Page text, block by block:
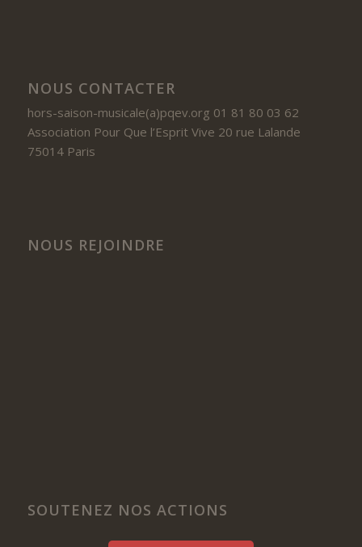
NOUS CONTACTER
hors-saison-musicale(a)pqev.org 01 81 80 03 62
Association Pour Que l’Esprit Vive 20 rue Lalande
75014 Paris
NOUS REJOINDRE
SOUTENEZ NOS ACTIONS